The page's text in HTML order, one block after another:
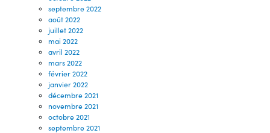
septembre 2022
août 2022
juillet 2022
mai 2022
avril 2022
mars 2022
février 2022
janvier 2022
décembre 2021
novembre 2021
octobre 2021
septembre 2021